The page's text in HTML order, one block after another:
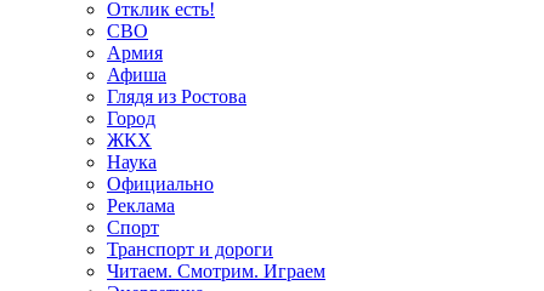
Отклик есть!
СВО
Армия
Афиша
Глядя из Ростова
Город
ЖКХ
Наука
Официально
Реклама
Спорт
Транспорт и дороги
Читаем. Смотрим. Играем